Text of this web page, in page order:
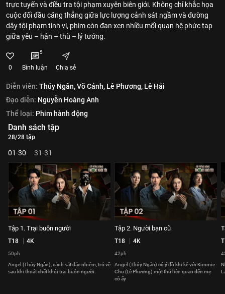
trực tuyến và điều tra tội phạm xuyên biên giới. Không chỉ khắc họa
cuộc đối đầu căng thẳng giữa lực lượng cảnh sát ngầm và đường
dây tội phạm tinh vi, phim còn đan xen nhiều mối quan hệ phức tạp
giữa yêu – hận – thù – lý tưởng.
0
5
Bình luận Chia sẻ
Diễn viên: Thúy Ngân,Võ Cảnh, Lê Phương, Lê Hải
Đạo diễn: Nguyễn Hoàng Anh
Thể loại: Phim hành động
Danh sách tập
28/28 tập
01-30 31-31
Tập 1. Trại buôn người
T18 4K
50ph
Angel (Thúy Ngân), cảnh sát đặc nhiệm, trở về
sau khi thoát chết khỏi trại buôn người.
Tập 2. Người bạn cũ
T18 4K
42ph
Angel (Thúy Ngân) có ý đồ khi kể với Kimmie
Chu (Lê Phương) một thứ liên quan đến mẹ
cô ấy